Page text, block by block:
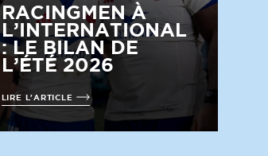
RACINGMEN À
L’INTERNATIONAL
: LE BILAN DE
L’ÉTÉ 2026
LIRE L'ARTICLE